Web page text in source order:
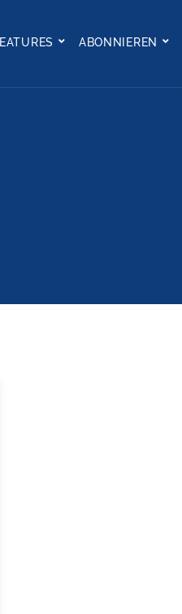
ABONNIEREN